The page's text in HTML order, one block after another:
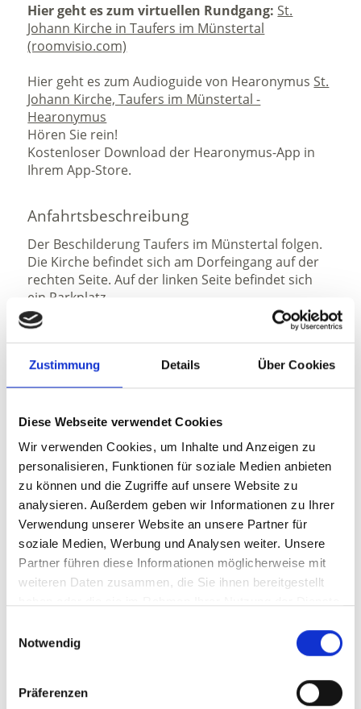
Zustimmung Details Über Cookies
Diese Webseite verwendet Cookies
Wir verwenden Cookies, um Inhalte und Anzeigen zu
personalisieren, Funktionen für soziale Medien anbieten
zu können und die Zugriffe auf unsere Website zu
analysieren. Außerdem geben wir Informationen zu Ihrer
Verwendung unserer Website an unsere Partner für
soziale Medien, Werbung und Analysen weiter. Unsere
Partner führen diese Informationen möglicherweise mit
weiteren Daten zusammen, die Sie ihnen bereitgestellt
Notwendig
Präferenzen
Hier geht es zum virtuellen Rundgang:St.
Johann Kirche in Taufers im Münstertal
(roomvisio.com)
Hier geht es zum Audioguide von HearonymusSt.
Johann Kirche, Taufers im Münstertal -
Hearonymus
Hören Sie rein!
Kostenloser Download der Hearonymus-App in
Ihrem App-Store.
Anfahrtsbeschreibung
Der Beschilderung Taufers im Münstertal folgen.
Die Kirche befindet sich am Dorfeingang auf der
rechten Seite. Auf der linken Seite befindet sich
ein Parkplatz.
Parken
In unmittelbarer Nähe der Kirche befindet sich ein
große Parkplatz, zu der Kirche sind es dann noch
Öffentliche Verkehrsmittel
Taufers im Münstertal ist mit dem Postbus (811)
zu erreichen, dieser startet am Bahnhof von Mals.
Status